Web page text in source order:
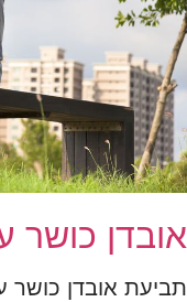
אובדן כושר
תביעת אובדן